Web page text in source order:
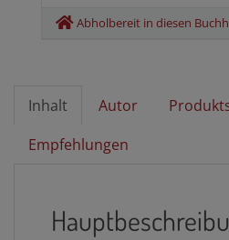
Abholbereit in diesen
Inhalt Autor
Empfehlungen